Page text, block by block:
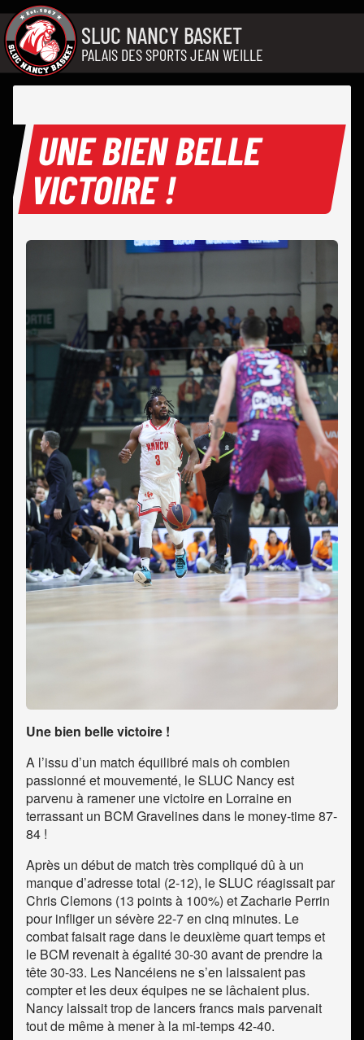
Aller au contenu
SLUC NANCY BASKET
PALAIS DES SPORTS JEAN WEILLE
UNE BIEN BELLE
VICTOIRE !
Une bien belle victoire !
A l’issu d’un match équilibré mais oh combien
passionné et mouvementé, le SLUC Nancy est
parvenu à ramener une victoire en Lorraine en
terrassant un BCM Gravelines dans le money-time 87-
84 !
Après un début de match très compliqué dû à un
manque d’adresse total (2-12), le SLUC réagissait par
Chris Clemons (13 points à 100%) et Zacharie Perrin
pour infliger un sévère 22-7 en cinq minutes. Le
combat faisait rage dans le deuxième quart temps et
le BCM revenait à égalité 30-30 avant de prendre la
tête 30-33. Les Nancéiens ne s’en laissaient pas
compter et les deux équipes ne se lâchaient plus.
Nancy laissait trop de lancers francs mais parvenait
tout de même à mener à la mi-temps 42-40.